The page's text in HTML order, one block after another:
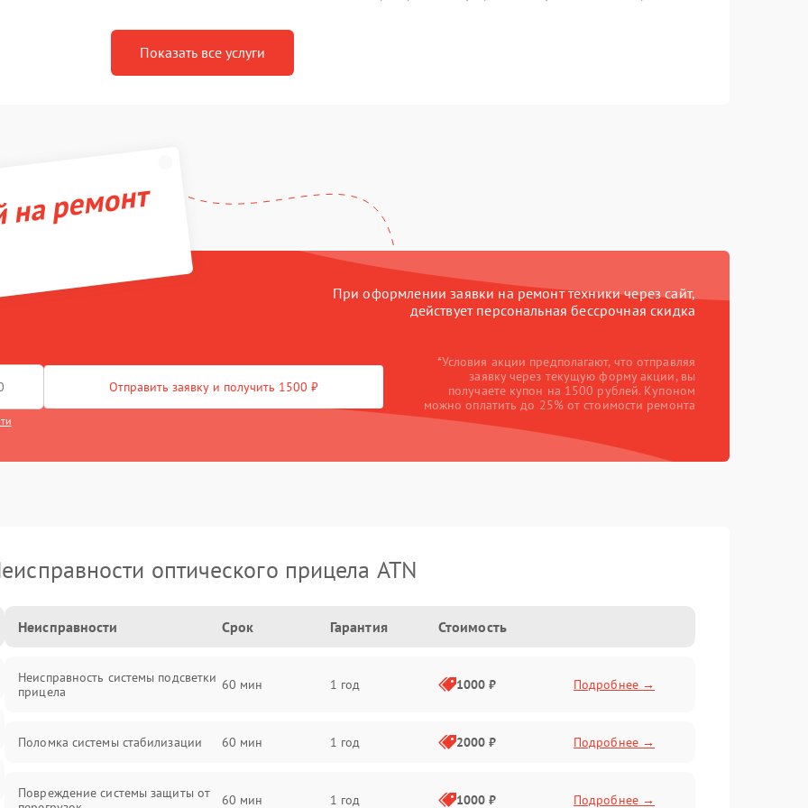
Показать все услуги
ремонт
При оформлении заявки на ремонт техники через сайт,
действует персональная бессрочная скидка
Отправить заявку и получить 1500 ₽
*Условия акции предполагают, что отправляя
заявку через текущую форму акции, вы
получаете купон на 1500 рублей. Купоном
можно оплатить до 25% от стоимости ремонта
оптического прицела ATN
Неисправности Срок Гарантия Стоимость
Неисправность системы подсветки
прицела
60 мин 1 год 1000 ₽ Подробнее →
Поломка системы стабилизации 60 мин 1 год 2000 ₽ Подробнее →
Повреждение системы защиты от
60 мин 1 год 1000 ₽ Подробнее →